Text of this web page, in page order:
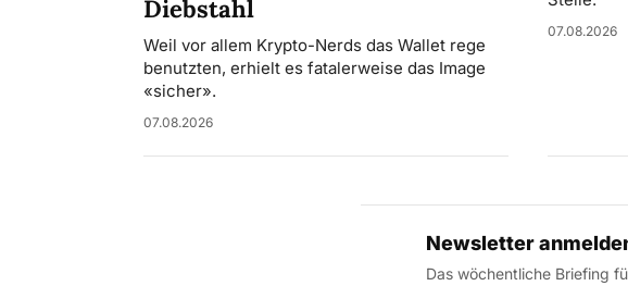
Diebstahl
Weil vor allem Krypto-Nerds das Wallet rege
benutzten, erhielt es fatalerweise das Image
«sicher».
07.08.2026
07.08.2026
Newsletter
Das wöchentliche Briefing